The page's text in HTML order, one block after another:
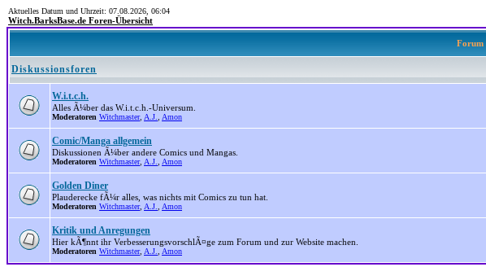
Aktuelles Datum und Uhrzeit: 07.08.2026, 06:04
Witch.BarksBase.de Foren-Übersicht
Forum
Diskussionsforen
W.i.t.c.h.
Alles Ã¼ber das W.i.t.c.h.-Universum.
Moderatoren Witchmaster, A.J. Amon
Comic/Manga allgemein
Diskussionen Ã¼ber andere Comics und Mangas.
Moderatoren Witchmaster, A.J. Amon
Golden Diner
Plauderecke fÃ¼r alles, was nichts mit Comics zu tun hat.
Moderatoren Witchmaster, A.J. Amon
Kritik und Anregungen
Hier kÃ¶nnt ihr VerbesserungsvorschlÃ¤ge zum Forum und zur Website machen.
Moderatoren Witchmaster, A.J. Amon